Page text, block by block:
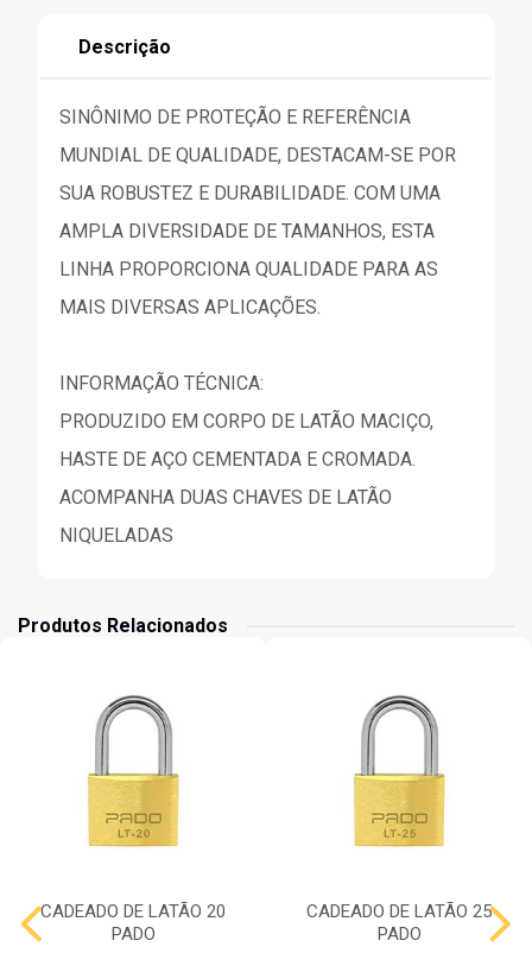
Descrição
SINÔNIMO DE PROTEÇÃO E REFERÊNCIA
MUNDIAL DE QUALIDADE, DESTACAM-SE POR
SUA ROBUSTEZ E DURABILIDADE. COM UMA
AMPLA DIVERSIDADE DE TAMANHOS, ESTA
LINHA PROPORCIONA QUALIDADE PARA AS
MAIS DIVERSAS APLICAÇÕES.
INFORMAÇÃO TÉCNICA:
PRODUZIDO EM CORPO DE LATÃO MACIÇO,
HASTE DE AÇO CEMENTADA E CROMADA.
ACOMPANHA DUAS CHAVES DE LATÃO
NIQUELADAS
Produtos Relacionados
CADEADO DE LATÃO 20
PADO
CADEADO DE LATÃO 25
PADO